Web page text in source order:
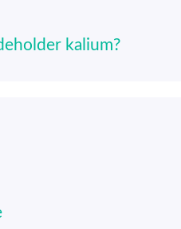
kalium?